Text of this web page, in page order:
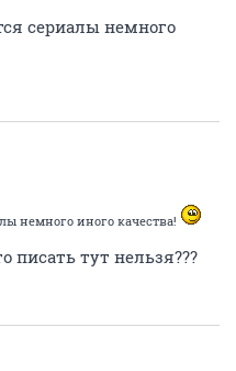
сериалы немного
немного иного качества!
писать тут нельзя???